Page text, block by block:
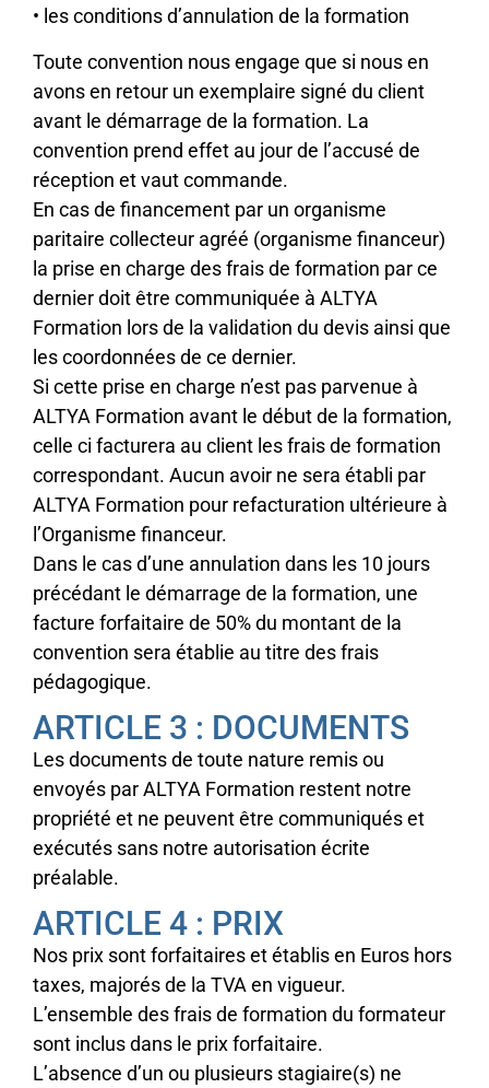
• les conditions d’annulation de la formation
Toute convention nous engage que si nous en
avons en retour un exemplaire signé du client
avant le démarrage de la formation. La
convention prend effet au jour de l’accusé de
réception et vaut commande.
En cas de financement par un organisme
paritaire collecteur agréé (organisme financeur)
la prise en charge des frais de formation par ce
dernier doit être communiquée à ALTYA
Formation lors de la validation du devis ainsi que
les coordonnées de ce dernier.
Si cette prise en charge n’est pas parvenue à
ALTYA Formation avant le début de la formation,
celle ci facturera au client les frais de formation
correspondant. Aucun avoir ne sera établi par
ALTYA Formation pour refacturation ultérieure à
l’Organisme financeur.
Dans le cas d’une annulation dans les 10 jours
précédant le démarrage de la formation, une
facture forfaitaire de 50% du montant de la
convention sera établie au titre des frais
pédagogique.
ARTICLE 3 : DOCUMENTS
Les documents de toute nature remis ou
envoyés par ALTYA Formation restent notre
propriété et ne peuvent être communiqués et
exécutés sans notre autorisation écrite
préalable.
ARTICLE 4 : PRIX
Nos prix sont forfaitaires et établis en Euros hors
taxes, majorés de la TVA en vigueur.
L’ensemble des frais de formation du formateur
sont inclus dans le prix forfaitaire.
L’absence d’un ou plusieurs stagiaire(s) ne